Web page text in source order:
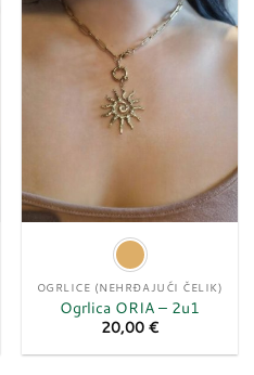
listu
OGRLICE (NEHRĐAJUĆI ČELIK)
Ogrlica ORIA – 2u1
20,00 €